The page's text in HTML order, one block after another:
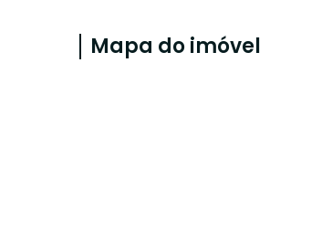
Mapa do imóvel